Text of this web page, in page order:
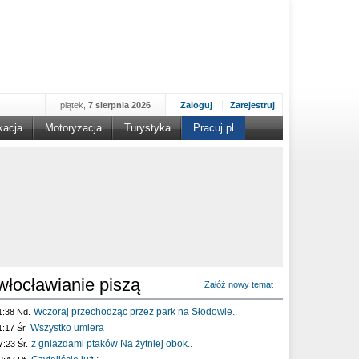
Zaloguj Zarejestruj
piątek, 7 sierpnia 2026
Motoryzacja Turystyka Pracuj.pl
piszą Załóż nowy temat
Nd. Wczoraj przechodząc przez park na Słodowie..
Śr. Wszystko umiera
Śr. z gniazdami ptaków Na żytniej obok..